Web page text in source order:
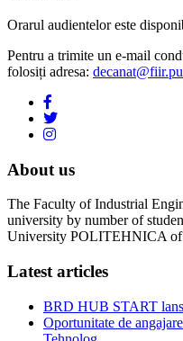
Orarul audientelor este
Pentru a trimite un e-mail
folosiți adresa:
About us
The Faculty of Industrial
university by number of
University POLITEHNICA of
Latest articles
BRD HUB START
Oportunitate de